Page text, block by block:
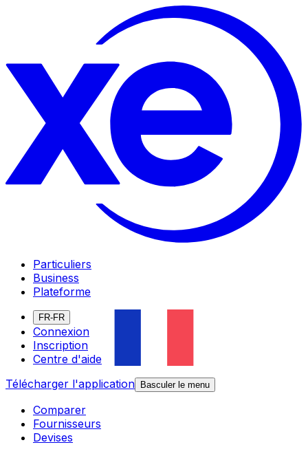
Particuliers
Business
Plateforme
FR-FR
Connexion
Inscription
Centre d'aide
Télécharger l'application
Basculer le menu
Comparer
Fournisseurs
Devises